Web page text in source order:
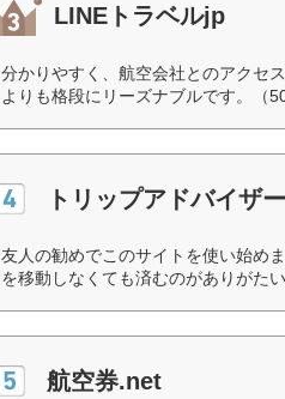
LINEトラベルjp
分かりやすく、航空会社とのアクセ
よりも格段にリーズナブルです。（
トリップアドバイザー
友人の勧めでこのサイトを使い始め
を移動しなくても済むのがありがた
航空券.net